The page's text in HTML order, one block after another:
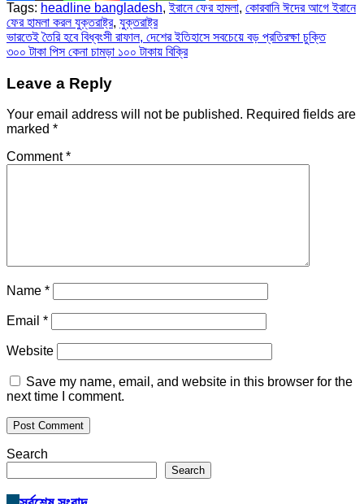
Tags: headline bangladesh,ইরানে ফের হামলা, কোরবানি ঈদের আগে ইরানে
ফের হামলা করল যুক্তরাষ্ট্র, যুক্তরাষ্ট্র
Post
navigation
ভারতেই তৈরি হবে বিধ্বংসী রাফাল, দেশের ইতিহাসে সবচেয়ে বড় প্রতিরক্ষা চুক্তি
৩০০ টাকা পিস কেনা চামড়া ১০০ টাকায় বিক্রি
Leave a Reply
Your email address will not be published. Required fields are
marked *
Comment*
Name *
Email *
Website
Save my name, email, and website in this browser for the
next time I comment.
Search
Search